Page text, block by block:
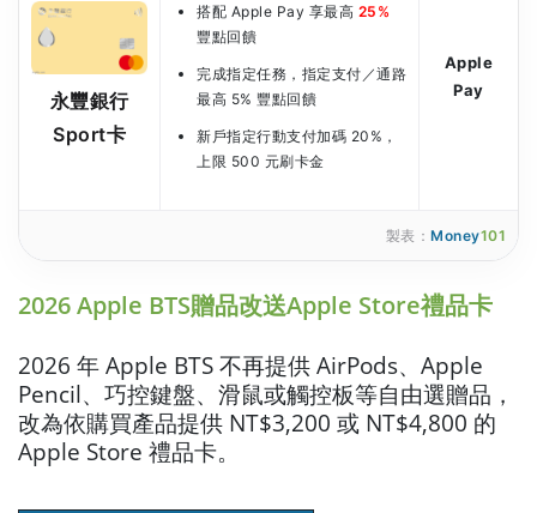
永豐銀行
Sport卡
搭配 Apple Pay 享最高 25%
豐點回饋
完成指定任務，指定支付／通路
最高 5% 豐點回饋
新戶指定行動支付加碼 20%，
上限 500 元刷卡金
Apple
Pay
製表： Money101
2026 Apple BTS贈品改送Apple Store禮品卡
2026 年 Apple BTS 不再提供 AirPods、Apple
Pencil、巧控鍵盤、滑鼠或觸控板等自由選贈品，
改為依購買產品提供 NT$3,200 或 NT$4,800 的
Apple Store 禮品卡。